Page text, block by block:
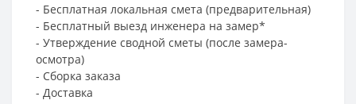
- Бесплатная локальная смета (предварительная)
- Бесплатный выезд инженера на замер*
- Утверждение сводной сметы (после замера-
осмотра)
- Сборка заказа
- Доставка